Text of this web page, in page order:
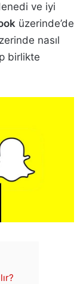
ve iyi
üzerinde’de
nasıl
birlikte